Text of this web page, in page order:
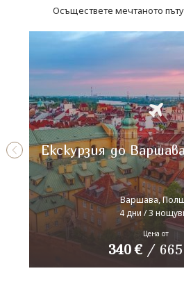
Осъществете мечтаното
Екскурзия до
Варшава,
4 дни / 3
Цена от
340 € / 665